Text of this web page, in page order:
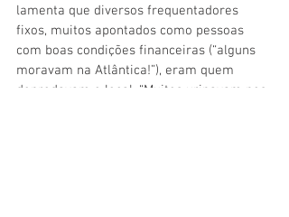
lamenta que diversos frequentadores
fixos, muitos apontados como pessoas
com boas condições financeiras (“alguns
moravam na Atlântica!”), eram quem
depredavam o local. “Muitos urinavam nos